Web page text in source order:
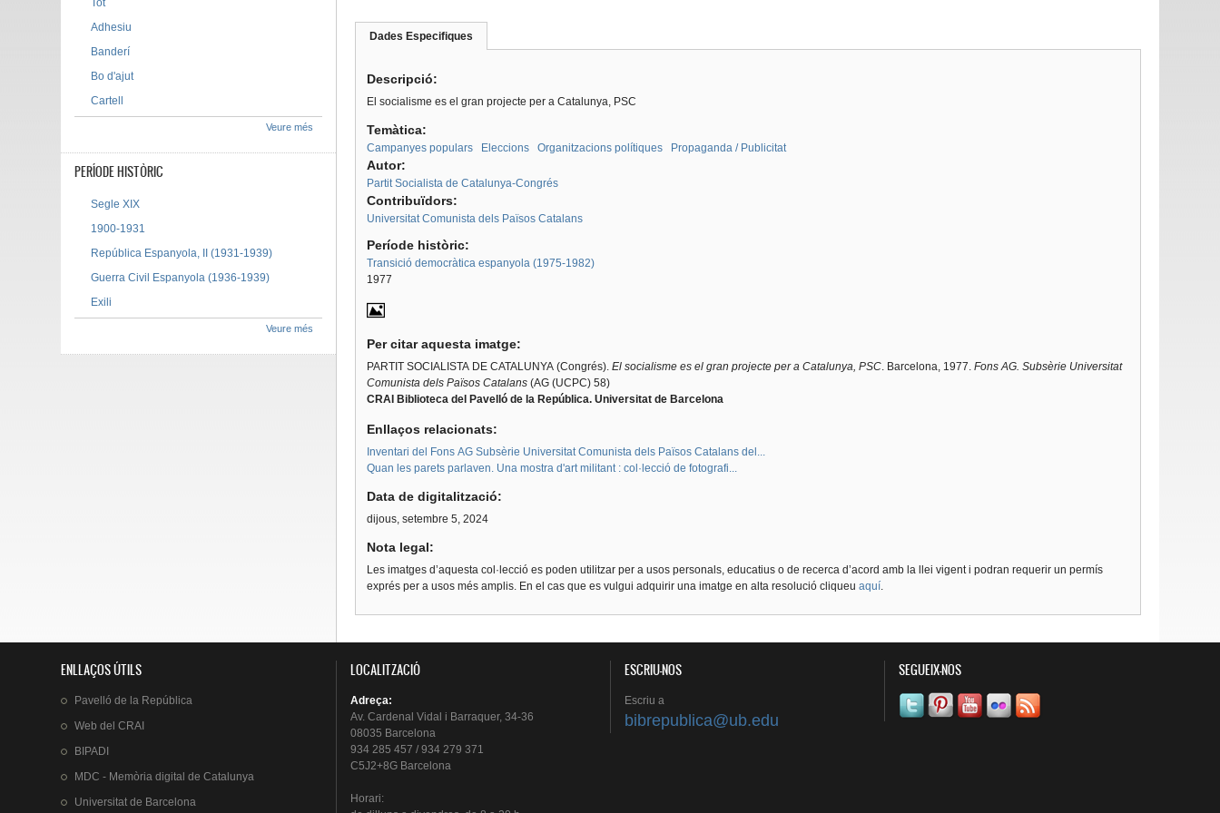
Dades Especifiques
activa)
Descripció:
El socialisme es el gran projecte per a Catalunya, PSC
Temàtica:
Campanyes populars Eleccions Organitzacions polítiques Propaganda / Publicitat
Autor:
Partit Socialista de Catalunya-Congrés
Contribuïdors:
Universitat Comunista dels Països Catalans
Període històric:
Transició democràtica espanyola (1975-1982)
1977
Per citar aquesta imatge:
PARTIT SOCIALISTA DE CATALUNYA (Congrés). El socialisme es el gran projecte per a Catalunya, PSC. Barcelona, 1977. Fons AG. Subsèrie Universitat
Comunista dels Països Catalans (AG (UCPC) 58)
CRAI Biblioteca del Pavelló de la República. Universitat de Barcelona
Enllaços relacionats:
Inventari del Fons AG Subsèrie Universitat Comunista dels Països Catalans del...
Quan les parets parlaven. Una mostra d'art militant : col·lecció de fotografi...
Data de digitalització:
dijous, setembre 5, 2024
Nota legal:
Les imatges d’aquesta col·lecció es poden utilitzar per a usos personals, educatius o de recerca d’acord amb la llei vigent i podran requerir un permís
exprés per a usos més amplis. En el cas que es vulgui adquirir una imatge en alta resolució cliqueu aquí.
Tot
Adhesiu
Banderí
Bo d'ajut
Cartell
Veure més
PERÍODE HISTÒRIC
Segle XIX
1900-1931
República Espanyola, II (1931-1939)
Guerra Civil Espanyola (1936-1939)
Exili
Veure més
ENLLAÇOS ÚTILS
Pavelló de la República
Web delCRAI
BIPADI
MDC - Memòria digital de Catalunya
Universitat de Barcelona
LOCALITZACIÓ
Adreça:
Av. Cardenal Vidal i Barraquer, 34-36
08035 Barcelona
934 285 457 / 934 279 371
C5J2+8G Barcelona
Horari:
ESCRIU-NOS
Escriu a
bibrepublica@ub.edu
SEGUEIX-NOS